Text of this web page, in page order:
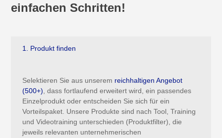
einfachen Schritten!
1. Produkt finden
Selektieren Sie aus unserem reichhaltigen Angebot
(500+), dass fortlaufend erweitert wird, ein passendes
Einzelprodukt oder entscheiden Sie sich für ein
Vorteilspaket. Unsere Produkte sind nach Tool, Training
und Videotraining unterschieden (Produktfilter), die
jeweils relevanten unternehmerischen